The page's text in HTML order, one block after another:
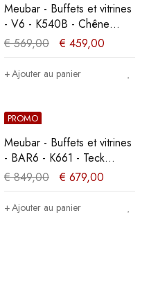
Meubar - Buffets et vitrines
- V6 - K540B - Chêne
millénaire gris clair -
140x162x50cm
€569,00 € 459,00
Ajouter au panier
PROMO
Meubar - Buffets et vitrines
- BAR6 - K661 - Teck
Orange/Noir -
122x188x50cm
€849,00 € 679,00
Ajouter au panier